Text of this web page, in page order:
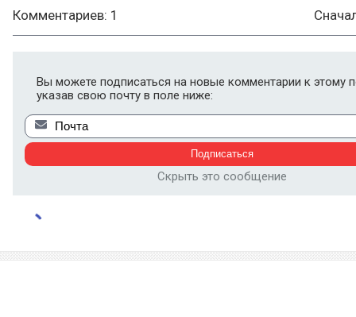
Комментариев: 1
Вы можете подписаться на новые комментарии к этому
указав свою почту в поле ниже:
Скрыть это сообщение